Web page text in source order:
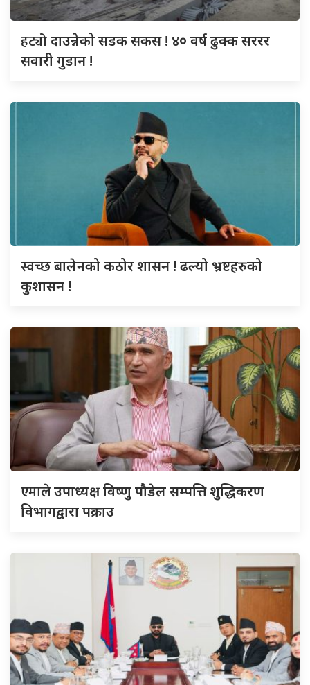
हट्योदाउन्नेको सडक सकस ! ४० वर्ष ढुक्क सररर
सवारी गुडान !
स्वच्छबालेनको कठोर शासन ! ढल्यो भ्रष्टहरुको
कुशासन !
एमालेउपाध्यक्ष विष्णु पौडेल सम्पत्ति शुद्धिकरण
विभागद्वारा पक्राउ